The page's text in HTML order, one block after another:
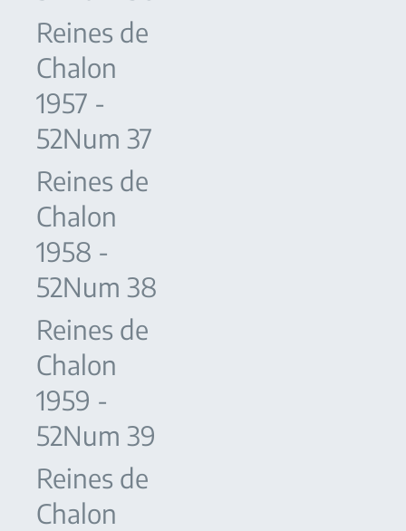
Reines de
Chalon
1957 -
52Num 37
Reines de
Chalon
1958 -
52Num 38
Reines de
Chalon
1959 -
52Num 39
Reines de
Chalon